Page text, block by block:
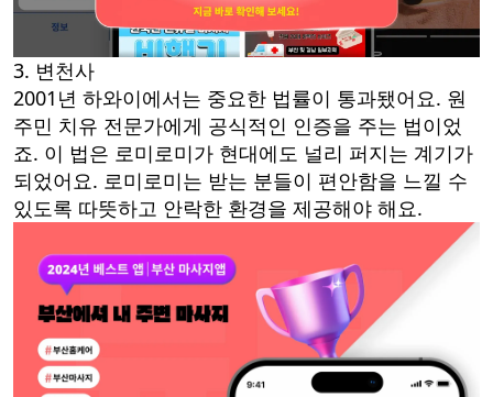
3. 변천사
2001년 하와이에서는 중요한 법률이 통과됐어요. 원
주민 치유 전문가에게 공식적인 인증을 주는 법이었
죠. 이 법은 로미로미가 현대에도 널리 퍼지는 계기가
되었어요. 로미로미는 받는 분들이 편안함을 느낄 수
있도록 따뜻하고 안락한 환경을 제공해야 해요.